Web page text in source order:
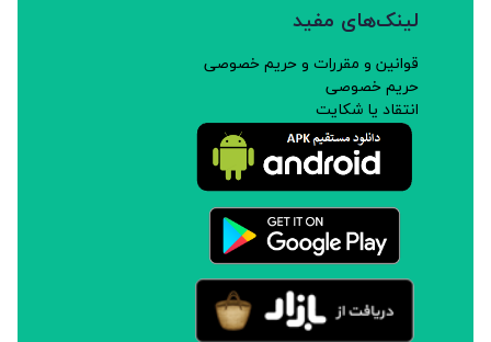
لینک‌های مفید
قوانین و مقررات و حریم خصوصی
حریم خصوصی
انتقاد یا شکایت